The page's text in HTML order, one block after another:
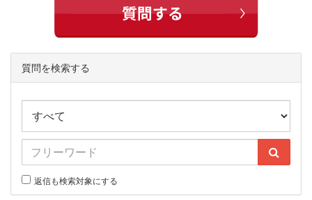
質問を検索する
返信も検索対象にする